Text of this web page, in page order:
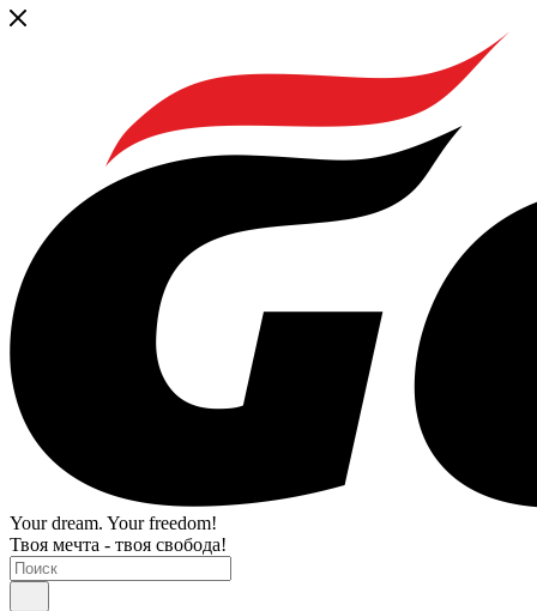
Your dream. Your freedom!
Твоя мечта - твоя свобода!